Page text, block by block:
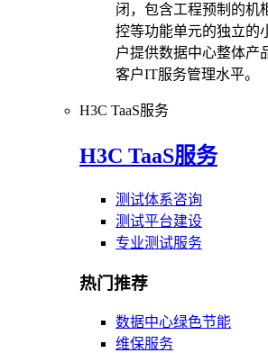
闭，包含工程预制的机
控等功能单元的独立的
户提供数据中心整体产
客户IT服务管理水平。
H3C TaaS服务
H3C TaaS服务
测试体系咨询
测试平台建设
专业测试服务
热门推荐
数据中心绿色节能
维保服务